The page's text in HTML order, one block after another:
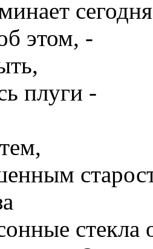
сегодня
этом, -
плуги -
стекла